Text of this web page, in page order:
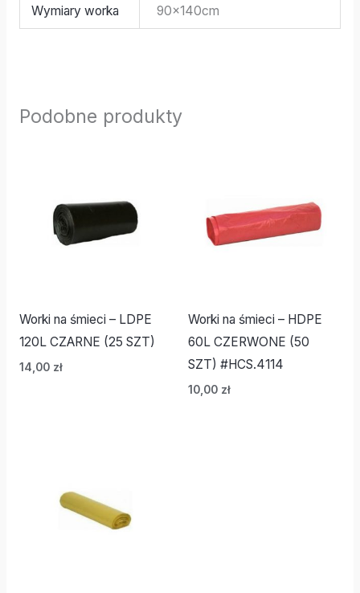
Wymiary worka 90x140cm
Podobne produkty
Worki na śmieci – LDPE
120L CZARNE (25 SZT)
14,00 zł
Worki na śmieci – HDPE
60L CZERWONE (50
SZT) #HCS.4114
10,00 zł